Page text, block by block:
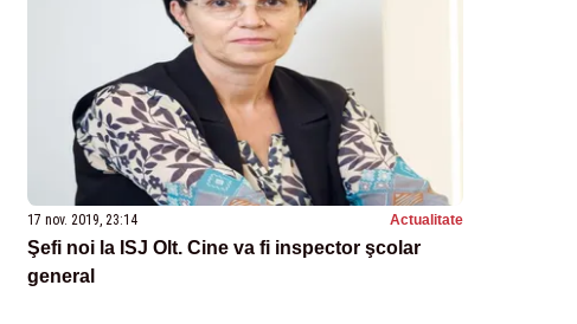
17 nov. 2019, 23:14 Actualitate
Şefi noi la ISJ Olt. Cine va fi inspector şcolar
general